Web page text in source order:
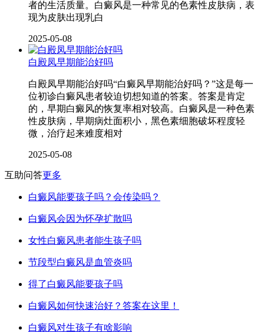
者的生活质量。白癜风是一种常见的色素性皮肤病，表
现为皮肤出现乳白
2025-05-08
白殿凤早期能治好吗
白殿凤早期能治好吗“白癜风早期能治好吗？”这是每一
位初诊白癜风患者较迫切想知道的答案。答案是肯定
的，早期白癜风的恢复率相对较高。白癜风是一种色素
性皮肤病，早期病灶面积小，黑色素细胞破坏程度轻
微，治疗起来难度相对
2025-05-08
互助问答更多
白癜风能要孩子吗？会传染吗？
白癜风会因为怀孕扩散吗
女性白癜风患者能生孩子吗
节段型白癜风是血管炎吗
得了白癜风能要孩子吗
白癜风如何快速治好？答案在这里！
白癜风对生孩子有啥影响